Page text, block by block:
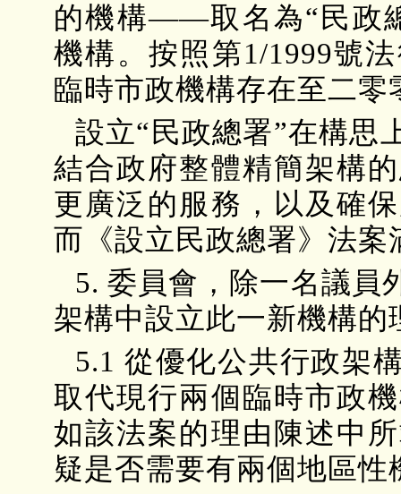
的機構——取名為“民政
機構。按照第1/1999號
臨時市政機構存在至二
設立“民政總署”在構思
結合政府整體精簡架構
更廣泛的服務，以及確
而《設立民政總署》法
5. 委員會，除一名議員
架構中設立此一新機構的
5.1 從優化公共行政架
取代現行兩個臨時市政
如該法案的理由陳述中
疑是否需要有兩個地區性